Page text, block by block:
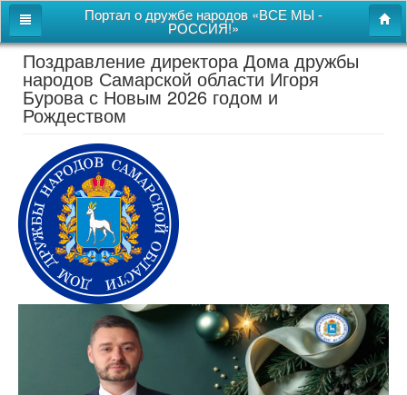
Портал о дружбе народов «ВСЕ МЫ -
РОССИЯ!»
Главная
Дом дружбы народов
Новости
СВОи
Этнокультурная карта
Казачий центр
Детям
Видео
Карта сайта
Поздравление директора Дома дружбы
народов Самарской области Игоря
Бурова с Новым 2026 годом и
Рождеством